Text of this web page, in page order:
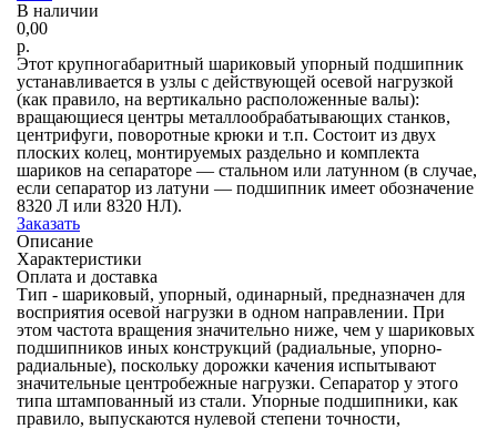
В наличии
0,00
р.
Этот крупногабаритный шариковый упорный подшипник
устанавливается в узлы с действующей осевой нагрузкой
(как правило, на вертикально расположенные валы):
вращающиеся центры металлообрабатывающих станков,
центрифуги, поворотные крюки и т.п. Состоит из двух
плоских колец, монтируемых раздельно и комплекта
шариков на сепараторе — стальном или латунном (в случае,
если сепаратор из латуни — подшипник имеет обозначение
8320 Л или 8320 НЛ).
Заказать
Описание
Характеристики
Оплата и доставка
Тип - шариковый, упорный, одинарный, предназначен для
восприятия осевой нагрузки в одном направлении. При
этом частота вращения значительно ниже, чем у шариковых
подшипников иных конструкций (радиальные, упорно-
радиальные), поскольку дорожки качения испытывают
значительные центробежные нагрузки. Сепаратор у этого
типа штампованный из стали. Упорные подшипники, как
правило, выпускаются нулевой степени точности,